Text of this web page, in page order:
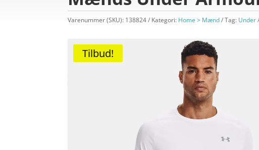
Varenummer (SKU): 138824 Kategori: Home > Mænd Tag: Under
Tilbud!